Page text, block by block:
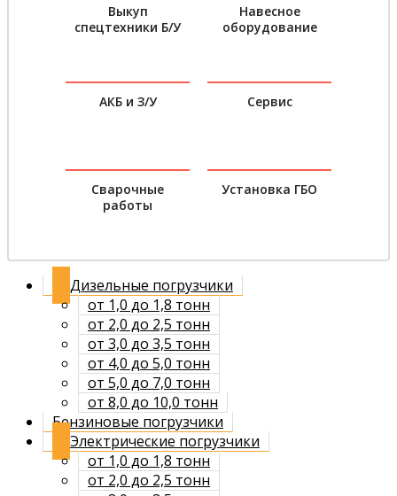
Выкуп
спецтехники Б/У
Навесное
оборудование
АКБ и З/У Сервис
Сварочные
работы
Установка ГБО
Дизельные погрузчики
от 1,0 до 1,8 тонн
от 2,0 до 2,5 тонн
от 3,0 до 3,5 тонн
от 4,0 до 5,0 тонн
от 5,0 до 7,0 тонн
от 8,0 до 10,0 тонн
Бензиновые погрузчики
Электрические погрузчики
от 1,0 до 1,8 тонн
от 2,0 до 2,5 тонн